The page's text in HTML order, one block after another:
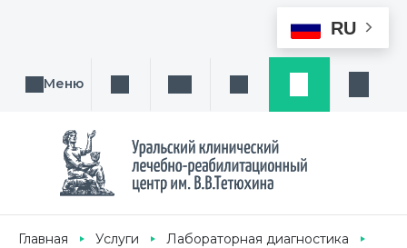
RU
Меню Поиск услуги, направления или врача
Написать намЗаказ звонка
Главная Услуги
Лабораторная диагностика